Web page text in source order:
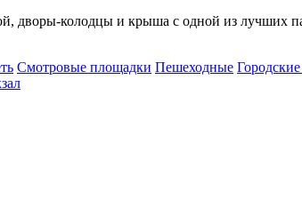
дворы-колодцы и крыша с одной из лучших
Смотровые площадки Пешеходные